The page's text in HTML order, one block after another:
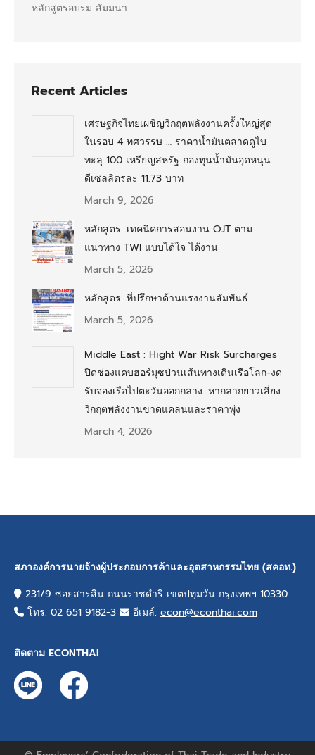
หลักสูตรอบรม สัมมนา
Recent Articles
เศรษฐกิจไทยเผชิญวิกฤตพลังงานครั้งใหญ่สุด
ในรอบ 4 ทศวรรษ … ราคาน้ำมันตลาดดูไบ
ทะลุ 100 เหรียญสหรัฐ กองทุนน้ำมันอุดหนุน
ดีเซลลิตรละ 11.73 บาท
March 9, 2026
หลักสูตร…เทคนิคการสอนงาน OJT ตาม
แนวทาง TWI แบบได้ใจ ได้งาน
March 5, 2026
หลักสูตร…ที่ปรึกษาด้านแรงงานสัมพันธ์
March 5, 2026
Middle East : Hight War Risk Surcharges
ปิดช่องแคบฮอร์มุซป่วนเส้นทางเดินเรือโลก-งด
รับจองเรือไปตะวันออกกลาง…หากลากยาวเสี่ยง
วิกฤตพลังงานขาดแคลนและราคาพุ่ง
March 4, 2026
สภาองค์การนายจ้างผู้ประกอบการค้าและอุตสาหกรรมไทย (สคอท.)
231/9 ซอยสารสิน ถนนราชดำริ เขตปทุมวัน กรุงเทพฯ 10330
โทร: 02 651 9182-3
อีเมล์: econ@econthai.com
ติดตาม ECONTHAI